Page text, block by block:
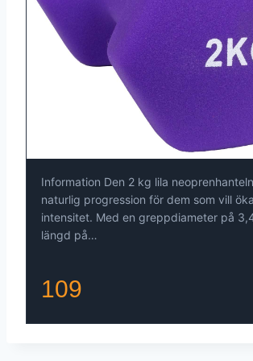
Information Den 2 kg lila
naturlig progression för dem som vill
intensitet. Med en greppdiameter på
längd på…
109